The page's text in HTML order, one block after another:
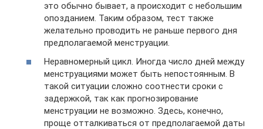
это обычно бывает, а происходит с небольшим
опозданием. Таким образом, тест также
желательно проводить не раньше первого дня
предполагаемой менструации.
Неравномерный цикл. Иногда число дней между
менструациями может быть непостоянным. В
такой ситуации сложно соотнести сроки с
задержкой, так как прогнозирование
менструации не возможно. Здесь, конечно,
проще отталкиваться от предполагаемой даты